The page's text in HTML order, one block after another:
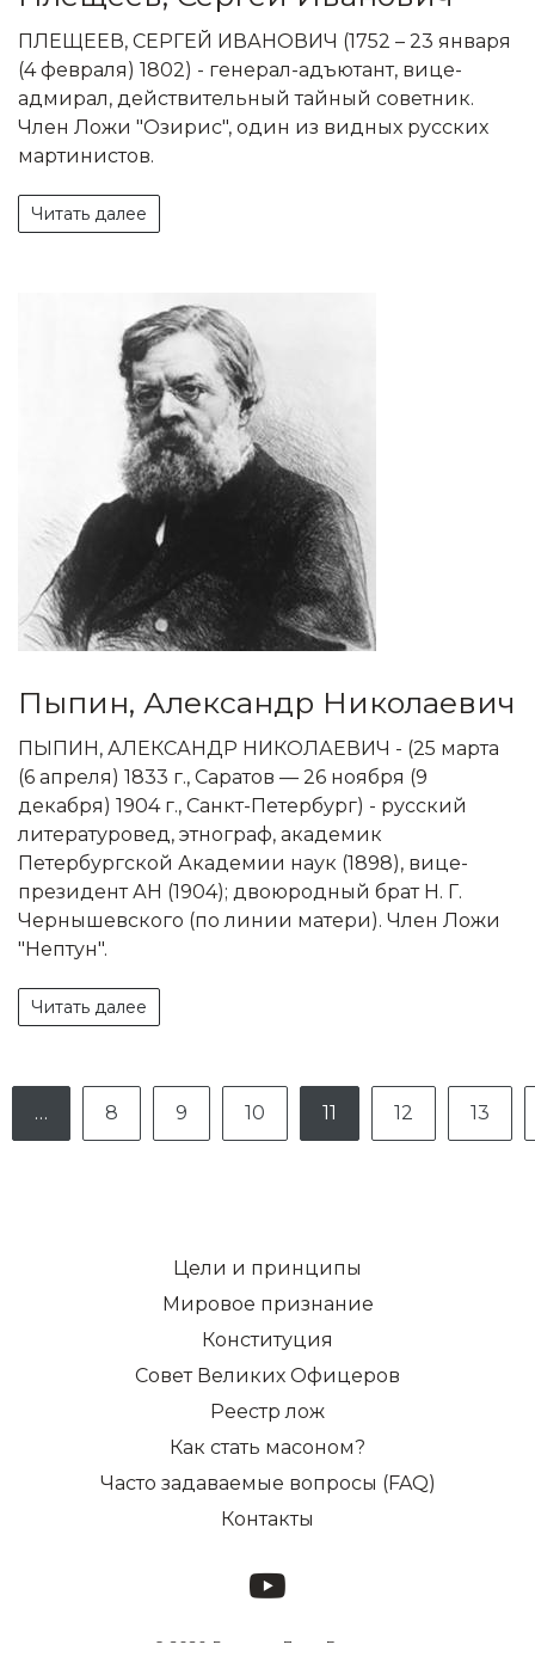
ПЛЕЩЕЕВ, СЕРГЕЙ ИВАНОВИЧ (1752 – 23 января
(4 февраля) 1802) - генерал-адъютант, вице-
адмирал, действительный тайный советник.
Член Ложи "Озирис", один из видных русских
мартинистов.
Читать далее
Пыпин, Александр Николаевич
ПЫПИН, АЛЕКСАНДР НИКОЛАЕВИЧ - (25 марта
(6 апреля) 1833 г., Саратов — 26 ноября (9
декабря) 1904 г., Санкт-Петербург) - русский
литературовед, этнограф, академик
Петербургской Академии наук (1898), вице-
президент АН (1904); двоюродный брат Н. Г.
Чернышевского (по линии матери). Член Ложи
"Нептун".
Читать далее
… 8 9 10 11 12 13
Цели и принципы
Мировое признание
Конституция
Совет Великих Офицеров
Реестр лож
Как стать масоном?
Часто задаваемые вопросы (FAQ)
Контакты
© 2026, Великая Ложа России